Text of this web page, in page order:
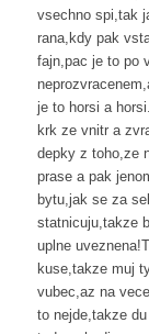
vsechno spi,tak
rana,kdy pak
fajn,pac je to po
je to horsi a
krk ze vnitr a
depky z toho,ze
prase a pak
bytu,jak se za
statnicuju,takze
uplne
kuse,takze muj
vubec,az na
to nejde,takze